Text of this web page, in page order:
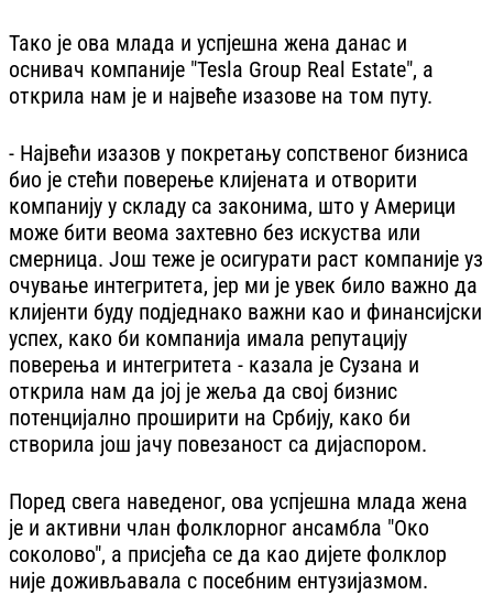
Тако је ова млада и успјешна жена данас и
оснивач компаније "Tesla Group Real Estate", а
открила нам је и највеће изазове на том путу.
- Највећи изазов у покретању сопственог бизниса
био је стећи поверење клијената и отворити
компанију у складу са законима, што у Америци
може бити веома захтевно без искуства или
смерница. Још теже је осигурати раст компаније уз
очување интегритета, јер ми је увек било важно да
клијенти буду подједнако важни као и финансијски
успех, како би компанија имала репутацију
поверења и интегритета - казала је Сузана и
открила нам да јој је жеља да свој бизнис
потенцијално проширити на Србију, како би
створила још јачу повезаност са дијаспором.
Поред свега наведеног, ова успјешна млада жена
је и активни члан фолклорног ансамбла "Око
соколово", а присјећа се да као дијете фолклор
није доживљавала с посебним ентузијазмом.